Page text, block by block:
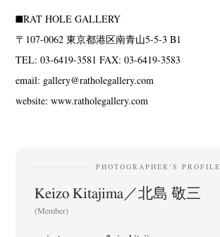
■RAT HOLE GALLERY
〒107-0062 東京都港区南青山5-5-3 B1
TEL: 03-6419-3581 FAX: 03-6419-3583
email: gallery@ratholegallery.com
website: www.ratholegallery.com
PHOTOGRAPHER’S PROFILE
Keizo Kitajima／北島 敬三
(Member)